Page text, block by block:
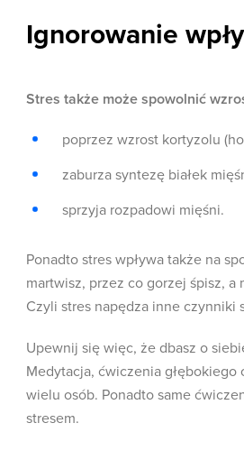
Ignorowanie
Stres także może spowolnić
poprzez wzrost kortyzolu
zaburza syntezę białek
sprzyja rozpadowi mięśni.
Ponadto stres wpływa także na
martwisz, przez co gorzej śpisz,
Czyli stres napędza inne czynniki
Upewnij się więc, że dbasz o
Medytacja, ćwiczenia głębokiego
wielu osób. Ponadto same
stresem.